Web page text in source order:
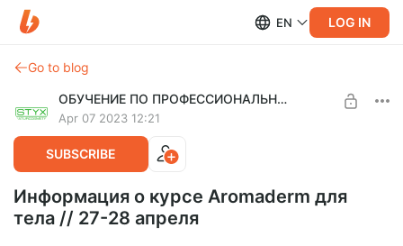
EN LOG IN
Go to blog
ОБУЧЕНИЕ ПО ПРОФЕССИОНАЛЬНОЙ КОСМЕТИКЕ ДЛЯ ТЕЛА
Apr 07 2023 12:21
SUBSCRIBE
Информация о курсе Aromaderm для
тела // 27-28 апреля